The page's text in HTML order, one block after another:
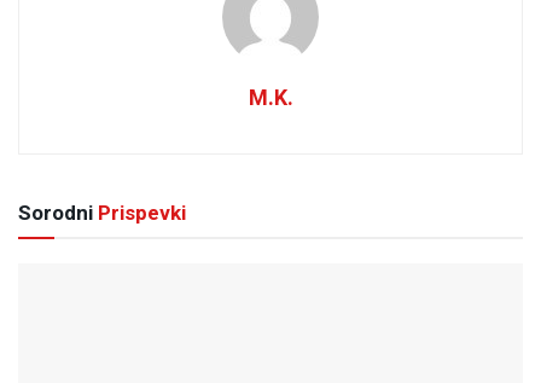
M.K.
Sorodni Prispevki